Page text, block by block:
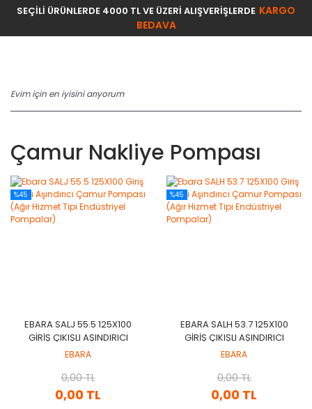
SEÇİLİ ÜRÜNLERDE 4000 TL VE ÜZERİ ALIŞVERİŞLERDE KARGO
BEDAVA
Çamur Nakliye Pompası
%45
EBARA SALJ 55.5 125X100
GIRIŞ ÇIKIŞLI AŞINDIRICI
ÇAMUR POMPASI (AĞIR
POMPALAR)
EBARA
0,00 TL
0,00 TL
%45
EBARA SALH 53.7 125X100
GIRIŞ ÇIKIŞLI AŞINDIRICI
ÇAMUR POMPASI (AĞIR
POMPALAR)
EBARA
0,00 TL
0,00 TL